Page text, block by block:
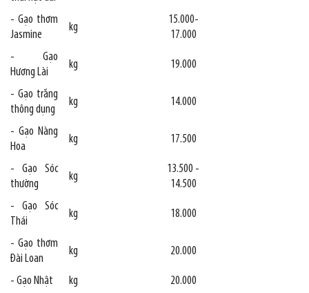
- Gạo thơm
Jasmine
kg
15.000-
17.000
- Gạo
Hương Lài
kg 19.000
- Gạo trắng
thông dụng
kg 14.000
- Gạo Nàng
Hoa
kg 17.500
- Gạo Sóc
thường
kg
13.500 -
14.500
- Gạo Sóc
Thái
kg 18.000
- Gạo thơm
Đài Loan
kg 20.000
- Gạo Nhật kg
20.000